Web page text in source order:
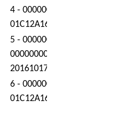
4 - 0000002HL17111
01C12A16 1010
5 -
6 - 0000003HL17111
01C12A16